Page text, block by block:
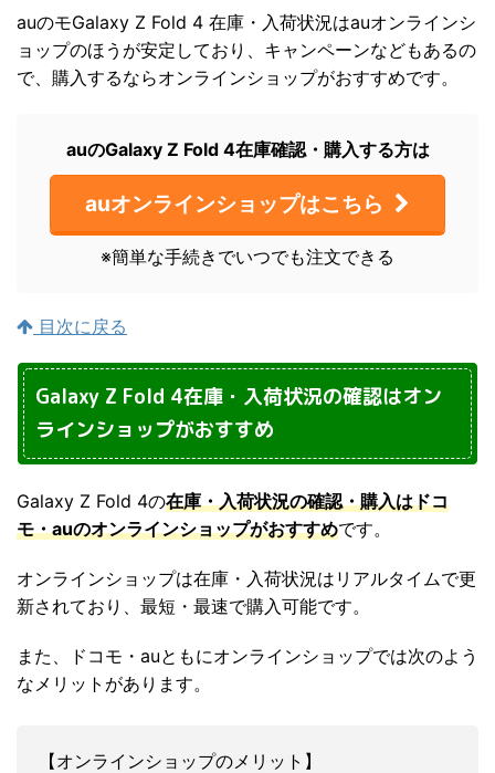
auのモGalaxy Z Fold 4 在庫・入荷状況はauオンラインシ
ョップのほうが安定しており、キャンペーンなどもあるの
で、購入するならオンラインショップがおすすめです。
auのGalaxy Z Fold 4在庫確認・購入する方は
auオンラインショップはこちら
※簡単な手続きでいつでも注文できる
目次に戻る
Galaxy Z Fold 4在庫・入荷状況の確認はオン
ラインショップがおすすめ
Galaxy Z Fold 4の在庫・入荷状況の確認・購入はドコ
モ・auのオンラインショップがおすすめです。
オンラインショップは在庫・入荷状況はリアルタイムで更
新されており、最短・最速で購入可能です。
また、ドコモ・auともにオンラインショップでは次のよう
なメリットがあります。
【オンラインショップのメリット】